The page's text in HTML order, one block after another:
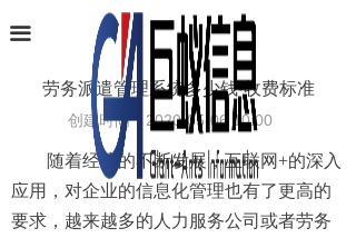
끀
首页
业务范围
软件产品
项目案例
条码识别
劳务派遣管理系统多少钱-收费标准
创建时间： 2020-05-06 10:00
随着经济的不断发展，互联网+的深入
应用，对企业的信息化管理也有了更高的
要求，越来越多的人力服务公司或者劳务